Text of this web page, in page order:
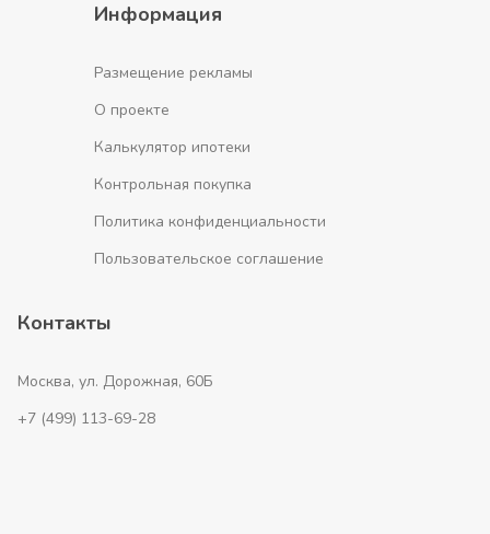
Информация
Размещение рекламы
О проекте
Калькулятор ипотеки
Контрольная покупка
Политика конфиденциальности
Пользовательское соглашение
Контакты
Москва, ул. Дорожная, 60Б
+7 (499) 113-69-28